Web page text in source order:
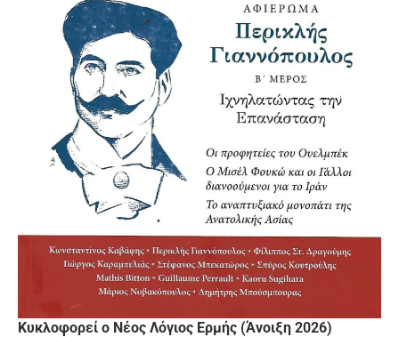
Κυκλοφορεί ο Νέος Λόγιος Ερμής (Άνοιξη 2026)